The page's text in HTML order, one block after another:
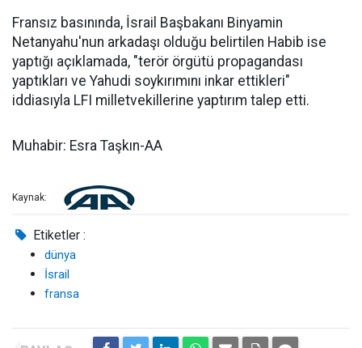
Fransız basınında, İsrail Başbakanı Binyamin
Netanyahu'nun arkadaşı olduğu belirtilen Habib ise
yaptığı açıklamada, "terör örgütü propagandası
yaptıkları ve Yahudi soykırımını inkar ettikleri"
iddiasıyla LFI milletvekillerine yaptırım talep etti.
Muhabir: Esra Taşkın-AA
Kaynak:
Etiketler :
dünya
İsrail
fransa